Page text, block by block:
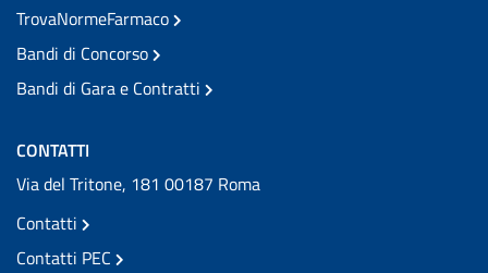
TrovaNormeFarmaco
Bandi di Concorso
Bandi di Gara e Contratti
CONTATTI
Via del Tritone, 181 00187 Roma
Contatti
Contatti PEC